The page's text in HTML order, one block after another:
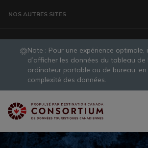
NOS AUTRES SITES
VOYAGEURS
ORGANISME
CONSORTIUM DE DONNÉES
slide
1
Note : Pour une expérience optimale,
d’afficher les données du tableau de
ordinateur portable ou de bureau,
complexité des données.